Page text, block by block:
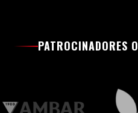
PATROCINADORES